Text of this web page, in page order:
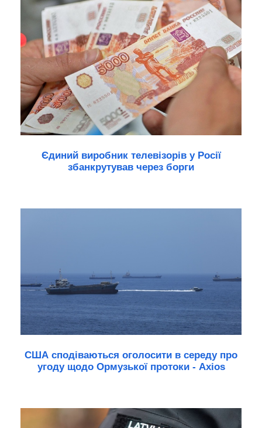
Єдиний виробник телевізорів у Росії
збанкрутував через борги
США сподіваються оголосити в середу про
угоду щодо Ормузької протоки - Axios